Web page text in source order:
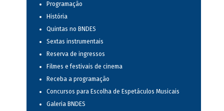
Programação
História
Quintas no BNDES
Sextas instrumentais
Reserva de ingressos
Filmes e festivais de cinema
Receba a programação
Concursos para Escolha de Espetáculos Musicais
Galeria BNDES